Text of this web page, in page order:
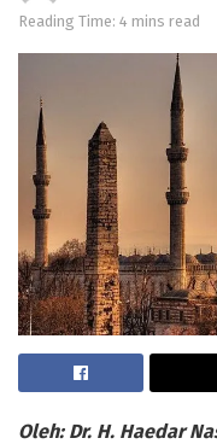
Reading Time: 4 mins read
Oleh: Dr. H. Haedar